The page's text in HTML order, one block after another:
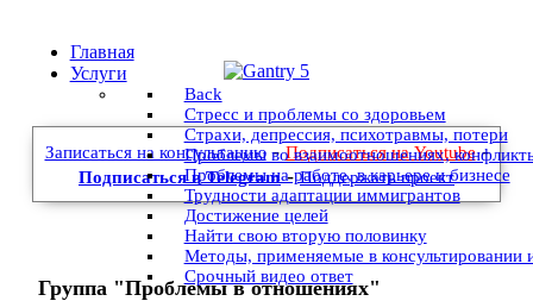
Главная
Услуги
Back
Стресс и проблемы со здоровьем
Страхи, депрессия, психотравмы, потери
Проблемы во взаимоотношениях,
Проблемы на работе, в карьере и бизнесе
Трудности адаптации иммигрантов
Достижение целей
Найти свою вторую половинку
Методы, применяемые в консультировании
Срочный видео ответ
Записаться на консультацию-Подписаться на Youtube-
Подписаться в Telegram-Поддержать проект
Группа "Проблемы в отношениях"